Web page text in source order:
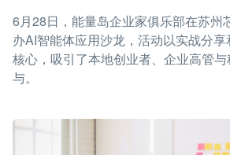
6月28日，能量岛企业家俱乐部在苏州
办AI智能体应用沙龙，活动以实战分
核心，吸引了本地创业者、企业高管
与。